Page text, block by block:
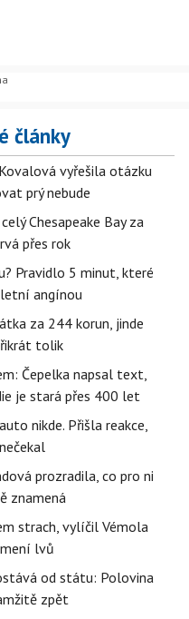
články
vyřešila otázku
prý nebude
Chesapeake Bay za
přes rok
Pravidlo 5 minut, které
angínou
za 244 korun, jinde
tolik
Čepelka napsal text,
je stará přes 400 let
nikde. Přišla reakce,
prozradila, co pro ni
znamená
strach, vylíčil Vémola
lvů
od státu: Polovina
zpět